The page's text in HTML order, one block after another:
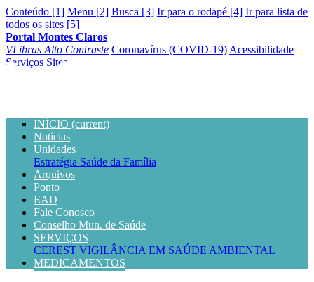
Conteúdo [1] Menu [2] Busca [3] Ir para o rodapé [4] Ir para lista de
todos os sites [5]
Portal Montes Claros
VLibras Alto Contraste Coronavírus (COVID-19) Acessibilidade
Serviços Sites
INÍCIO (current)
Notícias
Unidades
Estratégia Saúde da Família
Arquivos
Ponto
EAD
Fale Conosco
Conselho Mun. de Saúde
SERVIÇOS
CEREST VIGILÂNCIA EM SAÚDE AMBIENTAL
MEDICAMENTOS